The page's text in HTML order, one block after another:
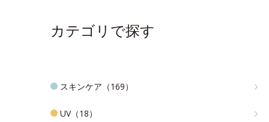
カテゴリで探す
スキンケア（169）
UV（18）